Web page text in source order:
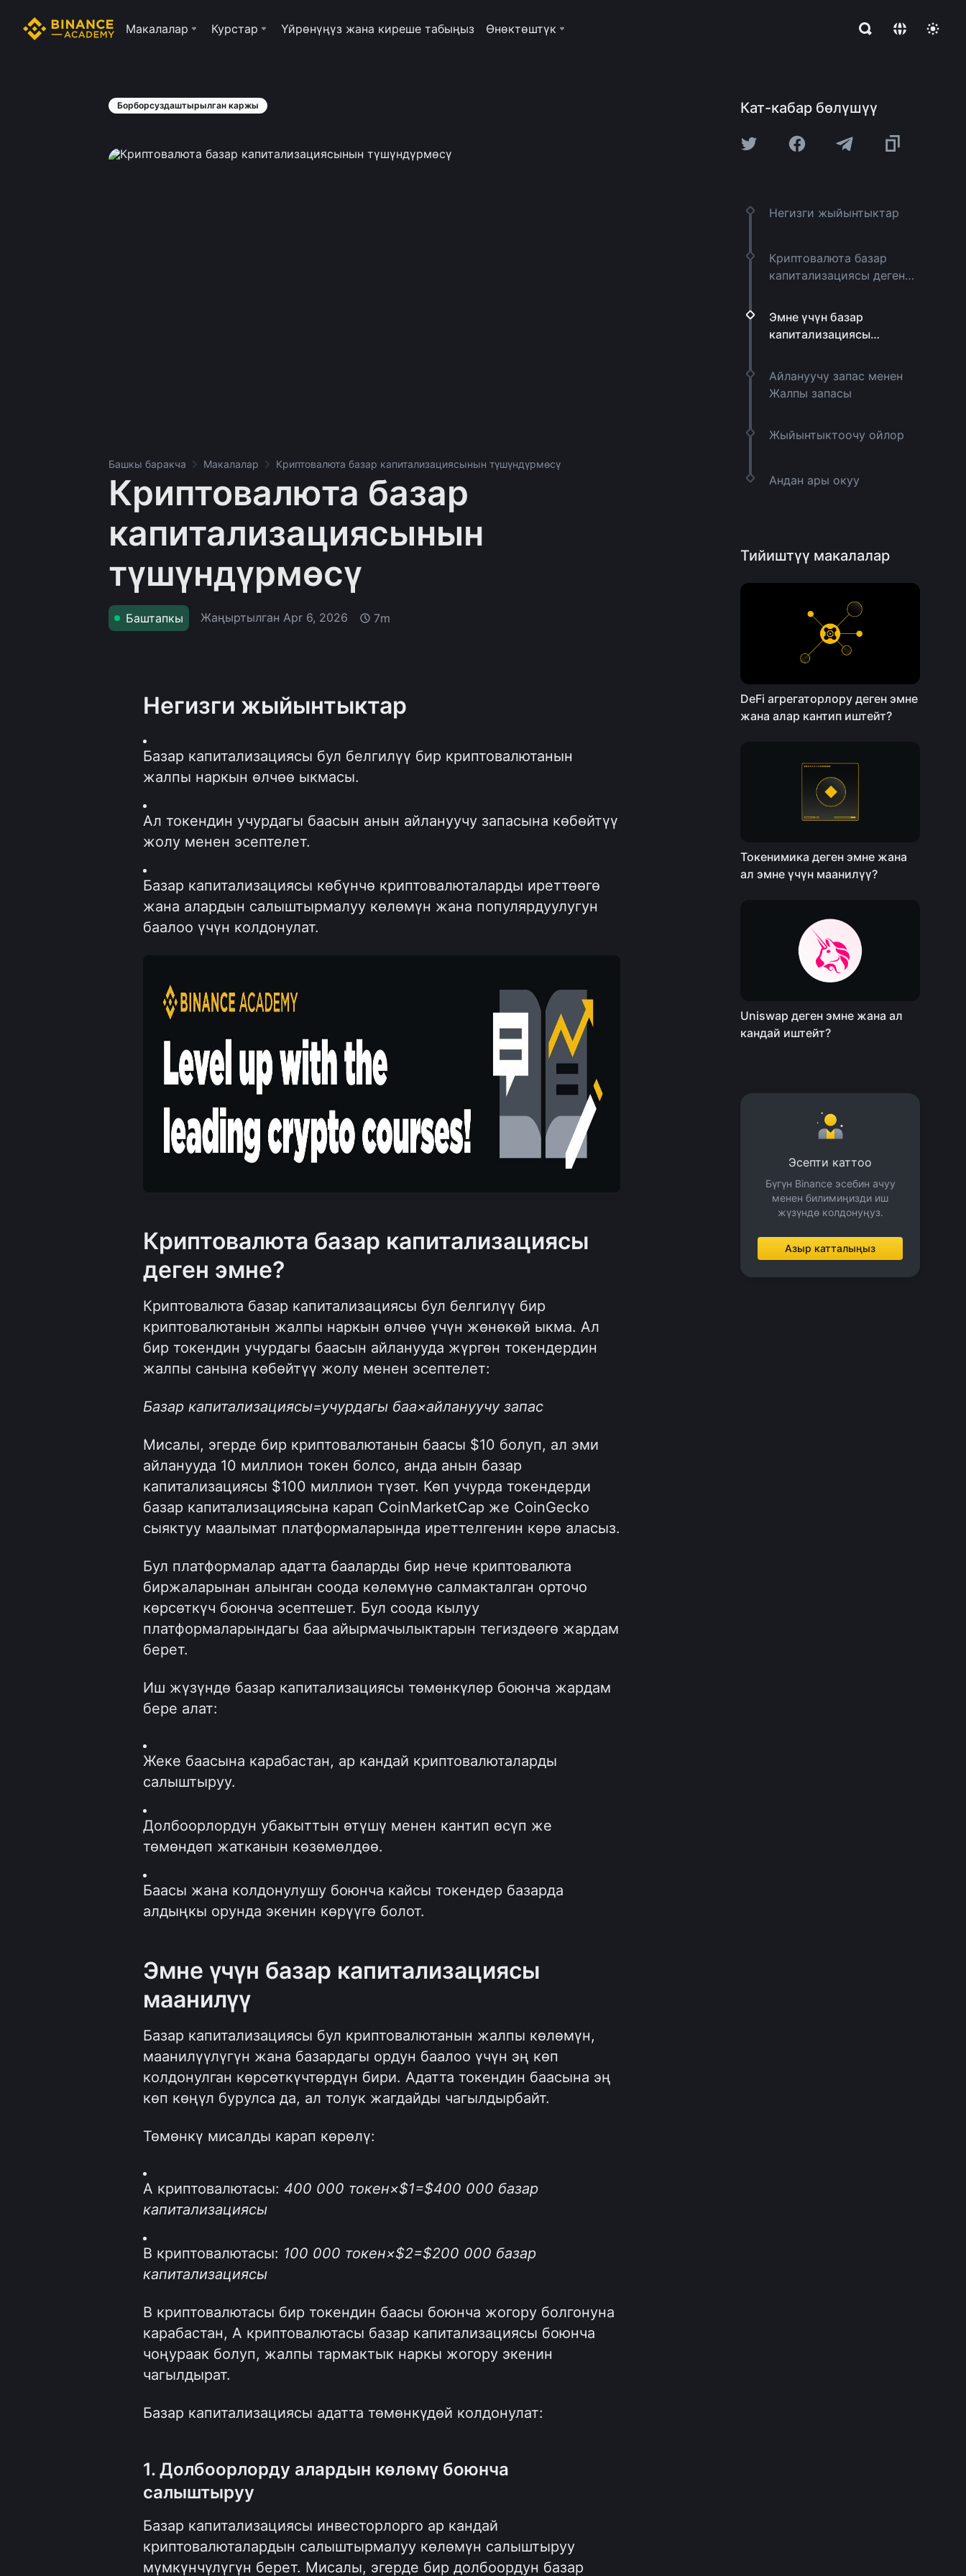
Макалалар Курстар Үйрөнүңүз жана киреше табыңыз Өнөктөштүк
Борборсуздаштырылган каржы
Башкы баракча Макалалар Криптовалюта базар капитализациясынын түшүндүрмөсү
Криптовалюта базар
капитализациясынын
түшүндүрмөсү
Баштапкы Жаңыртылган Apr 6, 2026 7m
Негизги жыйынтыктар
Базар капитализациясы бул белгилүү бир криптовалютанын
жалпы наркын өлчөө ыкмасы.
Ал токендин учурдагы баасын анын айлануучу запасына көбөйтүү
жолу менен эсептелет.
Базар капитализациясы көбүнчө криптовалюталарды иреттөөгө
жана алардын салыштырмалуу көлөмүн жана популярдуулугун
баалоо үчүн колдонулат.
Криптовалюта базар капитализациясы
деген эмне?
Криптовалюта базар капитализациясы бул белгилүү бир
криптовалютанын жалпы наркын өлчөө үчүн жөнөкөй ыкма. Ал
бир токендин учурдагы баасын айланууда жүргөн токендердин
жалпы санына көбөйтүү жолу менен эсептелет:
Базар капитализациясы=учурдагы баа×айлануучу запас
Мисалы, эгерде бир криптовалютанын баасы $10 болуп, ал эми
айланууда 10 миллион токен болсо, анда анын базар
капитализациясы $100 миллион түзөт. Көп учурда токендерди
базар капитализациясына карап CoinMarketCap же CoinGecko
сыяктуу маалымат платформаларында иреттелгенин көрө аласыз.
Бул платформалар адатта бааларды бир нече криптовалюта
биржаларынан алынган соода көлөмүнө салмакталган орточо
көрсөткүч боюнча эсептешет. Бул соода кылуу
платформаларындагы баа айырмачылыктарын тегиздөөгө жардам
берет.
Иш жүзүндө базар капитализациясы төмөнкүлөр боюнча жардам
бере алат:
Жеке баасына карабастан, ар кандай криптовалюталарды
салыштыруу.
Долбоорлордун убакыттын өтүшү менен кантип өсүп же
төмөндөп жатканын көзөмөлдөө.
Баасы жана колдонулушу боюнча кайсы токендер базарда
алдыңкы орунда экенин көрүүгө болот.
Эмне үчүн базар капитализациясы
маанилүү
Базар капитализациясы бул криптовалютанын жалпы көлөмүн,
маанилүүлүгүн жана базардагы ордун баалоо үчүн эң көп
колдонулган көрсөткүчтөрдүн бири. Адатта токендин баасына эң
көп көңүл бурулса да, ал толук жагдайды чагылдырбайт.
Төмөнкү мисалды карап көрөлү:
А криптовалютасы: 400 000 токен×$1=$400 000 базар
капитализациясы
B криптовалютасы: 100 000 токен×$2=$200 000 базар
капитализациясы
B криптовалютасы бир токендин баасы боюнча жогору болгонуна
карабастан, A криптовалютасы базар капитализациясы боюнча
чоңураак болуп, жалпы тармактык наркы жогору экенин
чагылдырат.
Базар капитализациясы адатта төмөнкүдөй колдонулат:
1. Долбоорлорду алардын көлөмү боюнча
салыштыруу
Базар капитализациясы инвесторлорго ар кандай
криптовалюталардын салыштырмалуу көлөмүн салыштыруу
мүмкүнчүлүгүн берет. Мисалы, эгерде бир долбоордун базар
Кат-кабар бөлүшүү
Негизги жыйынтыктар
Криптовалюта базар
капитализациясы деген
Эмне үчүн базар
капитализациясы
Айлануучу запас менен
Жалпы запасы
Жыйынтыктоочу ойлор
Андан ары окуу
Тийиштүү макалалар
DeFi агрегаторлору деген эмне
жана алар кантип иштейт?
Токенимика деген эмне жана
ал эмне үчүн маанилүү?
Uniswap деген эмне жана ал
кандай иштейт?
Эсепти каттоо
Бүгүн Binance эсебин ачуу
менен билимиңизди иш
жүзүндө колдонуңуз.
Азыр катталыңыз